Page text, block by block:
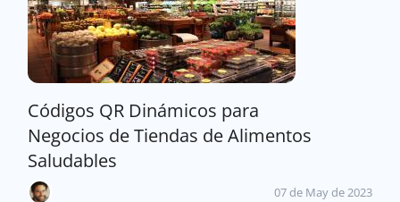
Códigos QR Dinámicos para
Negocios de Tiendas de Alimentos
Saludables
07 de May de 2023